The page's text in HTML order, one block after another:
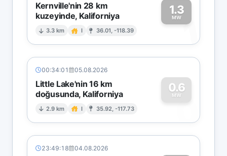
Kernville'nin 28 km
kuzeyinde, Kaliforniya
3.3 km I 36.01, -118.39
1.3
MW1
00:34:01 05.08.2026
Little Lake'nin 16 km
doğusunda, Kaliforniya
2.9 km I 35.92, -117.73
0.6
MW
0
23:49:18 04.08.2026